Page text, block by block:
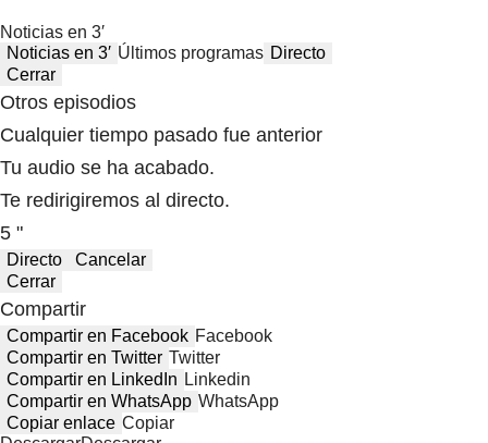
Noticias en 3′
Noticias en 3′ Últimos programas Directo
Cerrar
Otros episodios
Cualquier tiempo pasado fue anterior
Tu audio se ha acabado.
Te redirigiremos al directo.
5 "
Directo
Cancelar
Cerrar
Compartir
Compartir en Facebook Facebook
Compartir en Twitter Twitter
Compartir en LinkedIn Linkedin
Compartir en WhatsApp WhatsApp
Copiar enlace Copiar